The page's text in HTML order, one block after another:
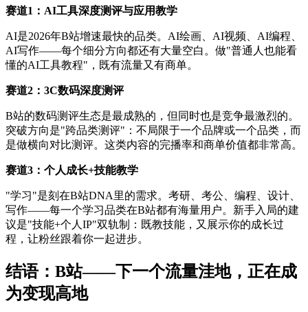
赛道1：AI工具深度测评与应用教学
AI是2026年B站增速最快的品类。AI绘画、AI视频、AI编程、
AI写作——每个细分方向都还有大量空白。做"普通人也能看
懂的AI工具教程"，既有流量又有商单。
赛道2：3C数码深度测评
B站的数码测评生态是最成熟的，但同时也是竞争最激烈的。
突破方向是"跨品类测评"：不局限于一个品牌或一个品类，而
是做横向对比测评。这类内容的完播率和商单价值都非常高。
赛道3：个人成长+技能教学
"学习"是刻在B站DNA里的需求。考研、考公、编程、设计、
写作——每一个学习品类在B站都有海量用户。新手入局的建
议是"技能+个人IP"双轨制：既教技能，又展示你的成长过
程，让粉丝跟着你一起进步。
结语：B站——下一个流量洼地，正在成
为变现高地